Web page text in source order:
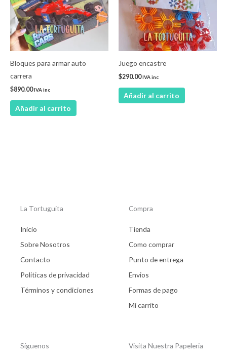
Bloques para armar auto
carrera
$890.00IVA inc
Añadir al carrito
Juego encastre
$290.00IVA inc
Añadir al carrito
La Tortuguita
Inicio
Sobre Nosotros
Contacto
Politicas de privacidad
Términos y condiciones
Compra
Tienda
Como comprar
Punto de entrega
Envios
Formas de pago
Mi carrito
Síguenos Visita Nuestra Papeleria